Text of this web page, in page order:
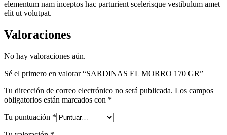
elementum nam inceptos hac parturient scelerisque vestibulum amet
elit ut volutpat.
Valoraciones
No hay valoraciones aún.
Sé el primero en valorar “SARDINAS EL MORRO 170 GR”
Tu dirección de correo electrónico no será publicada. Los campos
obligatorios están marcados con *
Tu puntuación *